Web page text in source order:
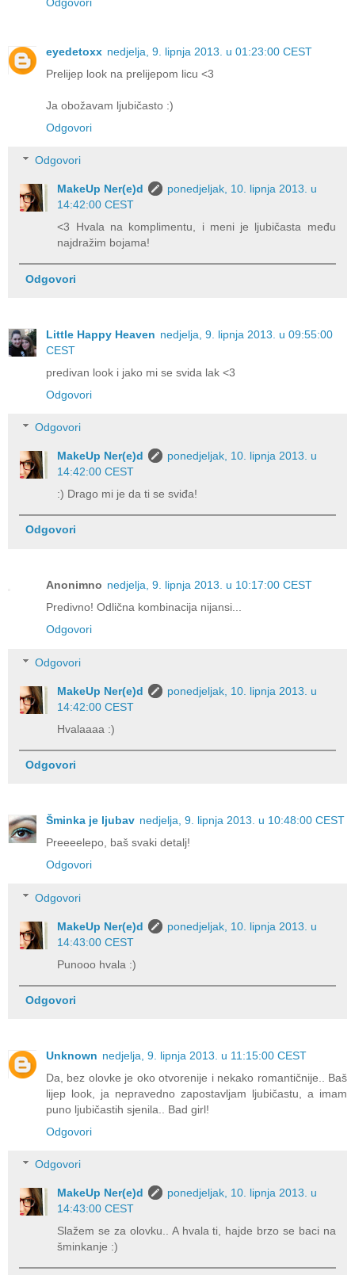
eyedetoxx nedjelja, 9. lipnja 2013. u 01:23:00 CEST
Prelijep look na prelijepom licu <3
Ja obožavam ljubičasto :)
Odgovori
Odgovori
MakeUp Ner(e)d
ponedjeljak, 10. lipnja 2013. u
14:42:00 CEST
<3 Hvala na komplimentu, i meni je ljubičasta među
najdražim bojama!
Odgovori
Little Happy Heaven nedjelja, 9. lipnja 2013. u 09:55:00
CEST
predivan look i jako mi se svida lak <3
Odgovori
Odgovori
MakeUp Ner(e)d
ponedjeljak, 10. lipnja 2013. u
14:42:00 CEST
:) Drago mi je da ti se sviđa!
Odgovori
Anonimno nedjelja, 9. lipnja 2013. u 10:17:00 CEST
Predivno! Odlična kombinacija nijansi...
Odgovori
Odgovori
MakeUp Ner(e)d
ponedjeljak, 10. lipnja 2013. u
14:42:00 CEST
Hvalaaaa :)
Odgovori
Šminka je ljubav nedjelja, 9. lipnja 2013. u 10:48:00 CEST
Preeeelepo, baš svaki detalj!
Odgovori
Odgovori
MakeUp Ner(e)d
ponedjeljak, 10. lipnja 2013. u
14:43:00 CEST
Punooo hvala :)
Odgovori
Unknown nedjelja, 9. lipnja 2013. u 11:15:00 CEST
Da, bez olovke je oko otvorenije i nekako romantičnije.. Baš
lijep look, ja nepravedno zapostavljam ljubičastu, a imam
puno ljubičastih sjenila.. Bad girl!
Odgovori
Odgovori
MakeUp Ner(e)d
ponedjeljak, 10. lipnja 2013. u
14:43:00 CEST
Slažem se za olovku.. A hvala ti, hajde brzo se baci na
šminkanje :)